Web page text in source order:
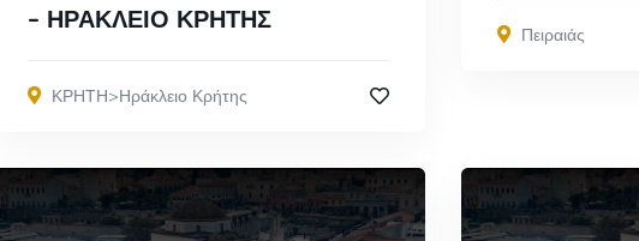
– ΗΡΑΚΛΕΙΟ ΚΡΗΤΗΣ
ΚΡΗΤΗ>Ηράκλειο Κρήτης
Πειραιάς